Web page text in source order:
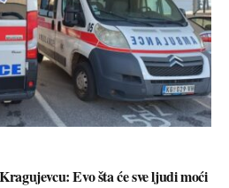
Evo šta će sve ljudi moći